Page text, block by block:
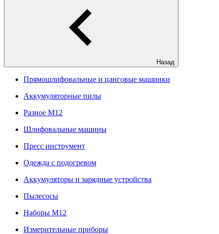
Назад
Прямошлифовальные и цанговые машинки
Аккумуляторные пилы
Разное M12
Шлифовальные машины
Пресс инструмент
Одежда с подогревом
Аккумуляторы и зарядные устройства
Пылесосы
Наборы М12
Измерительные приборы